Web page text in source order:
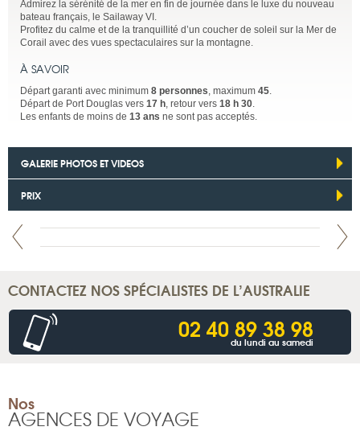
Admirez la sérénité de la mer en fin de journée dans le luxe du nouveau
bateau français, le Sailaway VI.
Profitez du calme et de la tranquillité d’un coucher de soleil sur la Mer de
Corail avec des vues spectaculaires sur la montagne.
À SAVOIR
Départ garanti avec minimum 8 personnes, maximum 45.
Départ de Port Douglas vers 17 h, retour vers 18 h 30.
Les enfants de moins de 13 ans ne sont pas acceptés.
GALERIE PHOTOS ET VIDEOS
PRIX
CONTACTEZ NOS SPÉCIALISTES DE L’AUSTRALIE
02 40 89 38 98
du lundi au samedi
Nos
AGENCES DE VOYAGE